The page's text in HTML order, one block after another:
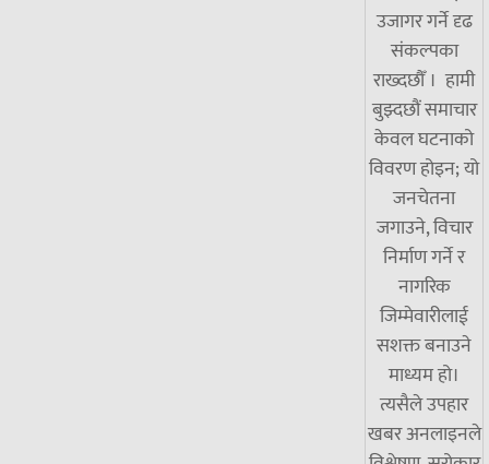
उजागर गर्ने दृढ
संकल्पका
राख्दछौँ । हामी
बुझ्दछौं समाचार
केवल घटनाको
विवरण होइन; यो
जनचेतना
जगाउने, विचार
निर्माण गर्ने र
नागरिक
जिम्मेवारीलाई
सशक्त बनाउने
माध्यम हो।
त्यसैले उपहार
खबर अनलाइनले